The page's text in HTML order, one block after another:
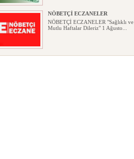
NÖBETÇİ ECZANELER
NÖBETÇİ ECZANELER "Sağlıklı ve
Mutlu Haftalar Dileriz" 1 Ağusto...
Okullarda yeni dönem: Yönetmelik